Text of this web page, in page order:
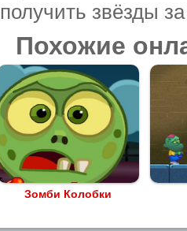
получить звёзды
Похожие
Зомби Колобки